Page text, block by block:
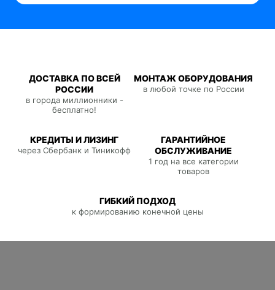
ДОСТАВКА ПО ВСЕЙ
РОССИИ
в города миллионники -
бесплатно!
МОНТАЖ ОБОРУДОВАНИЯ
в любой точке по России
КРЕДИТЫ И ЛИЗИНГ
через Сбербанк и Тиникофф
ГАРАНТИЙНОЕ
ОБСЛУЖИВАНИЕ
1 год на все категории
товаров
ГИБКИЙ ПОДХОД
к формированию конечной цены